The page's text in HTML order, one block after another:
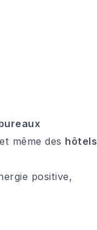
et même des hôtels
positive,